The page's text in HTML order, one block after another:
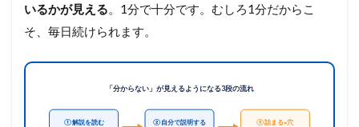
いるかが見える。1分で十分です。むしろ1分だからこ
そ、毎日続けられます。
「分からない」が見えるようになる3段の流れ
① 解説を読む ② 自分で説明する ③ 詰まる=穴